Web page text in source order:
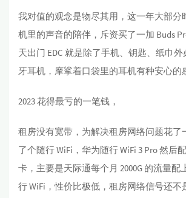
我对值的观念是物尽其用，这一年大部分
机里的声音的陪伴，斥资买了一加 Buds
天出门 EDC 就是除了手机、钥匙、纸巾
牙耳机，摩挲着口袋里的耳机有种安心的
2023 花得最亏的一笔钱，
租房没有宽带，为解决租房网络问题花了
了个随行 WiFi，华为随行 WiFi 3 Pro 然后
卡，主要是天际通每个月 2000G 的流量配
行 WiFi，性价比极低，租房网络信号还不